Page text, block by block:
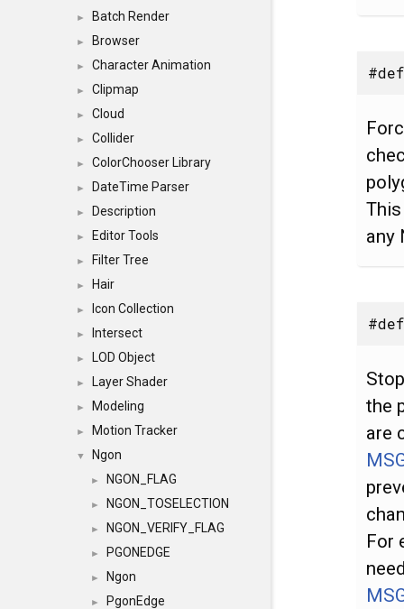
► Batch Render
► Browser
► Character Animation
► Clipmap
► Cloud
► Collider
► ColorChooser Library
► DateTime Parser
► Description
► Editor Tools
► Filter Tree
► Hair
► Icon Collection
► Intersect
► LOD Object
► Layer Shader
► Modeling
► Motion Tracker
▼ Ngon
► NGON_FLAG
► NGON_TOSELECTION
► NGON_VERIFY_FLAG
► PGONEDGE
► Ngon
► PgonEdge
any
the
are
For